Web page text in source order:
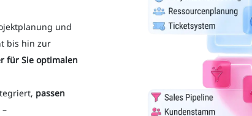
und
bis hin zur
für Sie optimalen
passen
–